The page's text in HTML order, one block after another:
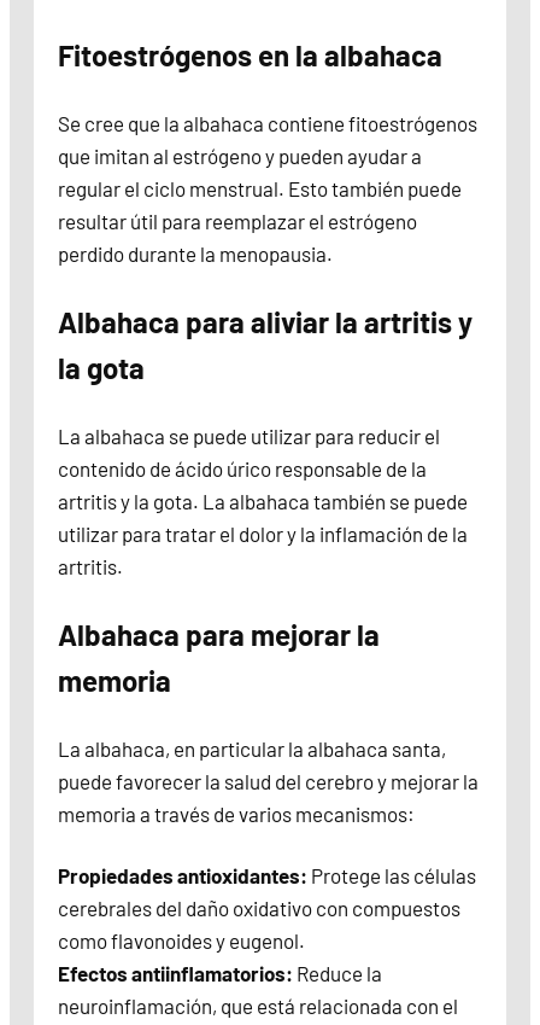
Fitoestrógenos en la albahaca
Se cree que la albahaca contiene fitoestrógenos
que imitan al estrógeno y pueden ayudar a
regular el ciclo menstrual. Esto también puede
resultar útil para reemplazar el estrógeno
perdido durante la menopausia.
Albahaca para aliviar la artritis y
la gota
La albahaca se puede utilizar para reducir el
contenido de ácido úrico responsable de la
artritis y la gota. La albahaca también se puede
utilizar para tratar el dolor y la inflamación de la
artritis.
Albahaca para mejorar la
memoria
La albahaca, en particular la albahaca santa,
puede favorecer la salud del cerebro y mejorar la
memoria a través de varios mecanismos:
Propiedades antioxidantes: Protege las células
cerebrales del daño oxidativo con compuestos
como flavonoides y eugenol.
Efectos antiinflamatorios: Reduce la
neuroinflamación, que está relacionada con el